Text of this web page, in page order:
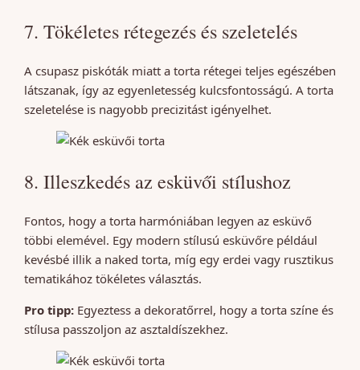
7. Tökéletes rétegezés és szeletelés
A csupasz piskóták miatt a torta rétegei teljes egészében
látszanak, így az egyenletesség kulcsfontosságú. A torta
szeletelése is nagyobb precizitást igényelhet.
8. Illeszkedés az esküvői stílushoz
Fontos, hogy a torta harmóniában legyen az esküvő
többi elemével. Egy modern stílusú esküvőre például
kevésbé illik a naked torta, míg egy erdei vagy rusztikus
tematikához tökéletes választás.
Pro tipp: Egyeztess a dekoratőrrel, hogy a torta színe és
stílusa passzoljon az asztaldíszekhez.